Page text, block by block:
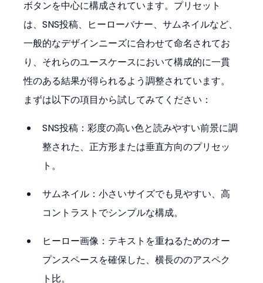
ボタンを中心に構成されています。プリセット
は、SNS投稿、ヒーローバナー、サムネイルなど、
一般的なデザインニーズに合わせて命名されてお
り、それらのユースケースにおいて構成的に一貫
性のある結果が得られるよう調整されています。
まずは以下の項目から試してみてください：
SNS投稿：彩度の高い色と読みやすい前景に調
整された、正方形または垂直方向のプリセッ
ト。
サムネイル：小さいサイズでも見やすい、高
コントラストでシンプルな構成。
ヒーロー画像：テキストを重ねるためのオー
プンスペースを確保した、横長ののアスペク
ト比。